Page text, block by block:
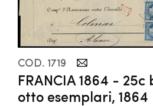
COD. 1719
FRANCIA 1864 -
otto esemplari, 1864